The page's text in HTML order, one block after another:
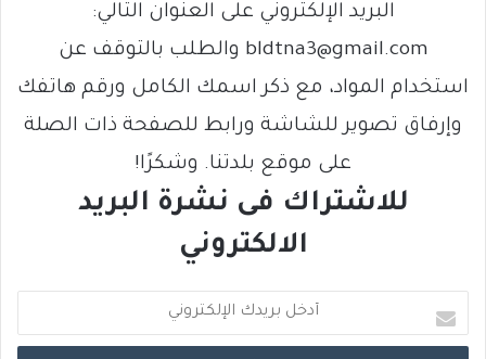
البريد الإلكتروني على العنوان التالي:
bldtna3@gmail.com والطلب بالتوقف عن
استخدام المواد، مع ذكر اسمك الكامل ورقم هاتفك
وإرفاق تصوير للشاشة ورابط للصفحة ذات الصلة
على موقع بلدتنا. وشكرًا!
للاشتراك فى نشرة البريد
الالكتروني
د